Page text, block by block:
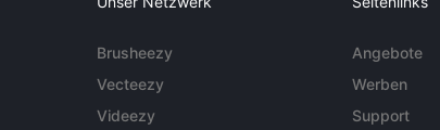
Brusheezy
Vecteezy
Videezy
Angebote
Werben
Support